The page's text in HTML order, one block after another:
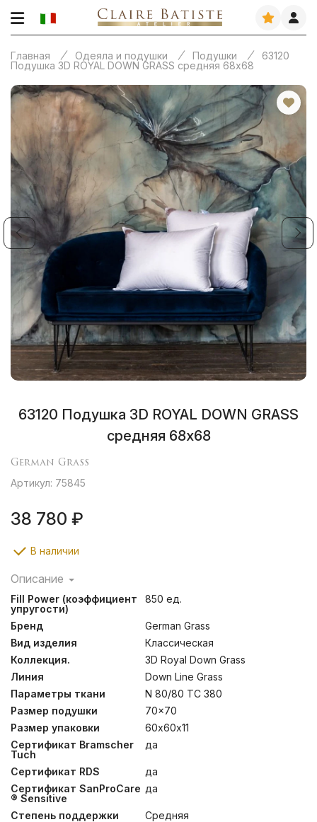
Главная Одеяла и подушки Подушки
63120
Подушка 3D ROYAL DOWN GRASS средняя 68х68
63120 Подушка 3D ROYAL DOWN GRASS
средняя 68х68
German Grass
Артикул: 75845
38 780 ₽
В наличии
Описание
Инновационная 3D конструкция позволяет создавать
объемные и высокие подушки. Эта технология
создания трехкамерных подушек с внутренним ядром
гармонично объединяет как мягкость и нежность
легчайшего гусиного пуха категории “Экстра” во
внешних камерах, так и особую упругость и объем
пухо-перового наполнителя ядра. Данная
конструкция позволяет создать несминаемый объем и
достичь необходимую высоту у каждого изделия.
Подушки коллекции 3D ROYAL DOWN GRASS имеют
чехлы из немецкой ткани, прошедшей финишную
обработку SanProCare® Sensitive, и имеющей
сертификаты «Bramscher Tuch» и OEKO-TEX®
Standard. Для обеспечения особых гигиенических
свойств, изделия прошли обработку методом
озонирования Ozone Pure 360 Grass. Сушка этих
изделий после стирки требует специальной
подготовки, поэтому при уходе в домашних условиях
рекомендуется сухая чистка.
Fill Power (коэффициент
упругости)
850 ед.
Бренд
German Grass
Вид изделия
Классическая
Коллекция.
3D Royal Down Grass
Линия
Down Line Grass
Параметры ткани
N 80/80 TC 380
Размер подушки
70x70
Размер упаковки
60х60х11
Сертификат Bramscher
Tuch
да
Сертификат RDS
да
Сертификат SanProCare
® Sensitive
да
Степень поддержки
Средняя